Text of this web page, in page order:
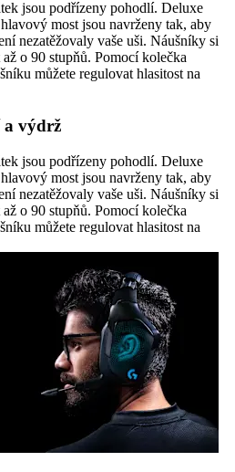
jsou podřízeny pohodlí. Deluxe
most jsou navrženy tak, aby
nezatěžovaly vaše uši. Náušníky si
o 90 stupňů. Pomocí kolečka
můžete regulovat hlasitost na
a výdrž
jsou podřízeny pohodlí. Deluxe
most jsou navrženy tak, aby
nezatěžovaly vaše uši. Náušníky si
o 90 stupňů. Pomocí kolečka
můžete regulovat hlasitost na